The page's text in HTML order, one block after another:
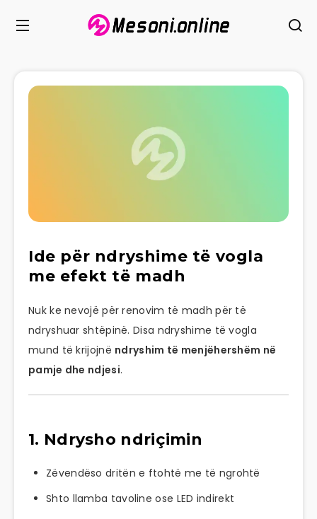
Ide për ndryshime të vogla
me efekt të madh
Nuk ke nevojë për renovim të madh për të
ndryshuar shtëpinë. Disa ndryshime të vogla
mund të krijojnë ndryshim të menjëhershëm në
pamje dhe ndjesi.
1. Ndrysho ndriçimin
Zëvendëso dritën e ftohtë me të ngrohtë
Shto llamba tavoline ose LED indirekt